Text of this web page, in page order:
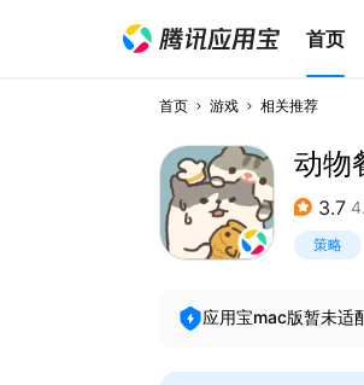
首页
首页 游戏 相关推荐
动物
3.7
策略
应用宝mac版暂未适